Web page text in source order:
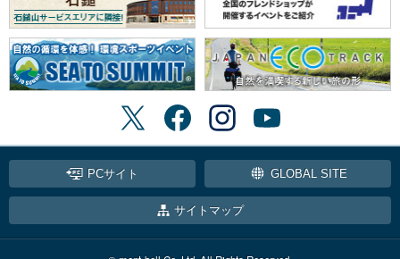
PCサイト GLOBAL SITE
サイトマップ